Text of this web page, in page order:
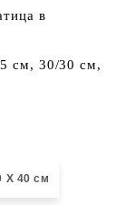
в
см, 30/30 см,
X 40 см